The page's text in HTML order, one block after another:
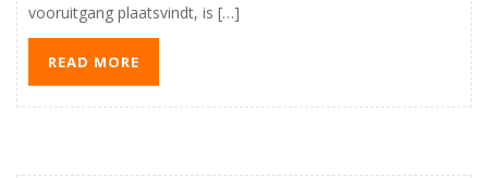
vooruitgang plaatsvindt, is […]
READ MORE